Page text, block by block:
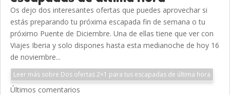
Os dejo dos interesantes ofertas que puedes aprovechar si
estás preparando tu próxima escapada fin de semana o tu
próximo Puente de Diciembre. Una de ellas tiene que ver con
Viajes Iberia y solo dispones hasta esta medianoche de hoy 16
de noviembre...
Leer más sobre Dos ofertas 2×1 para tus escapadas de última hora
Últimos comentarios